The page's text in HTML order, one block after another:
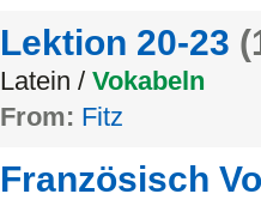
Lektion 20-23
Latein / Vokabeln
From: Fitz
Französisch